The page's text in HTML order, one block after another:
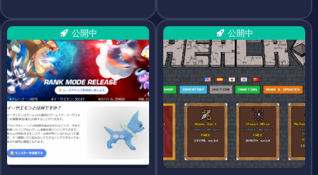
公開中 公開中